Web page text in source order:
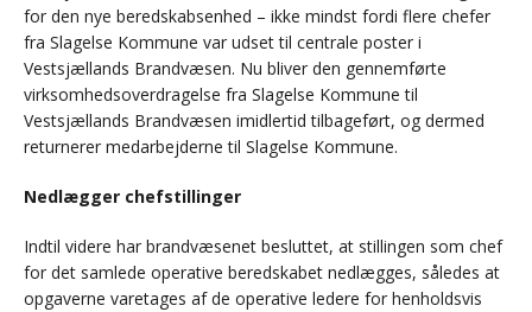
for den nye beredskabsenhed – ikke mindst fordi flere chefer
fra Slagelse Kommune var udset til centrale poster i
Vestsjællands Brandvæsen. Nu bliver den gennemførte
virksomhedsoverdragelse fra Slagelse Kommune til
Vestsjællands Brandvæsen imidlertid tilbageført, og dermed
returnerer medarbejderne til Slagelse Kommune.
Nedlægger chefstillinger
Indtil videre har brandvæsenet besluttet, at stillingen som chef
for det samlede operative beredskabet nedlægges, således at
opgaverne varetages af de operative ledere for henholdsvis